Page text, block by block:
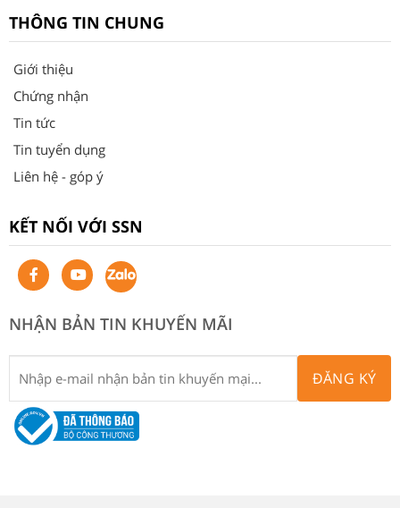
THÔNG TIN CHUNG
Giới thiệu
Chứng nhận
Tin tức
Tin tuyển dụng
Liên hệ - góp ý
KẾT NỐI VỚI SSN
NHẬN BẢN TIN KHUYẾN MÃI
ĐĂNG KÝ